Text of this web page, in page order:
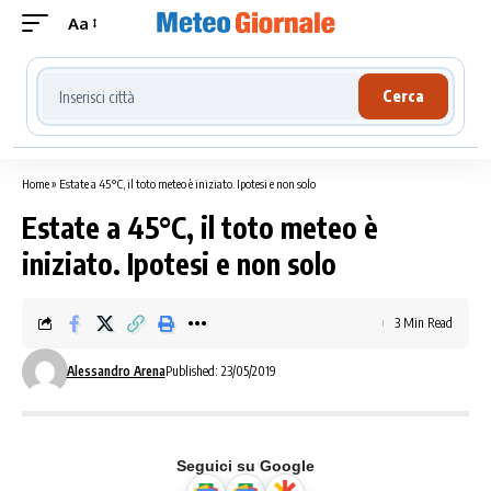
Aa
Cerca località meteo
Cerca
Home» Estate a 45°C, il toto meteo è iniziato. Ipotesi e non solo
Estate a 45°C, il toto meteo è
iniziato. Ipotesi e non solo
Alessandro ArenaPublished: 23/05/2019
3 Min Read
Seguici su Google